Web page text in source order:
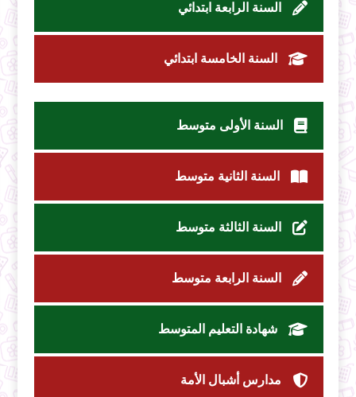
السنة الرابعة ابتدائي
السنة الخامسة ابتدائي
السنة الأولى متوسط
السنة الثانية متوسط
السنة الثالثة متوسط
السنة الرابعة متوسط
شهادة التعليم المتوسط
مدارس أشبال الأمة